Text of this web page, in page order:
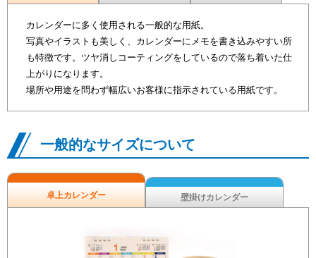
カレンダーに多く使用される一般的な用紙。
写真やイラストも美しく、カレンダーにメモを書き込みやすい所
も特徴です。ツヤ消しコーティングをしているので落ち着いた仕
上がりになります。
場所や用途を問わず幅広いお客様に指示されている用紙です。
一般的なサイズについて
卓上カレンダー 壁掛けカレンダー